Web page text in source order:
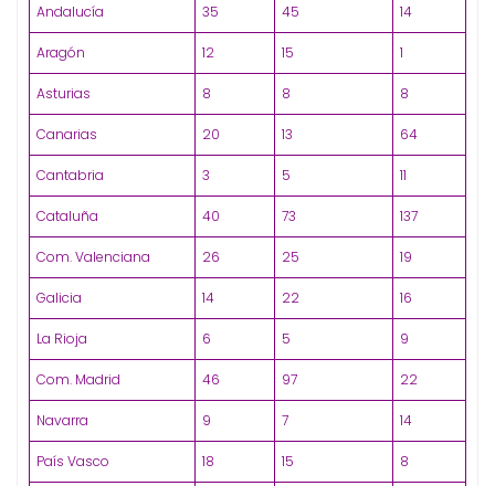
Andalucía 35 45 14
Aragón 12 15 1
Asturias 8 8 8
Canarias 20 13 64
Cantabria 3 5 11
Cataluña 40 73 137
Com. Valenciana 26 25 19
Galicia 14 22 16
La Rioja 6 5 9
Com. Madrid 46 97 22
Navarra 9 7 14
País Vasco 18 15 8